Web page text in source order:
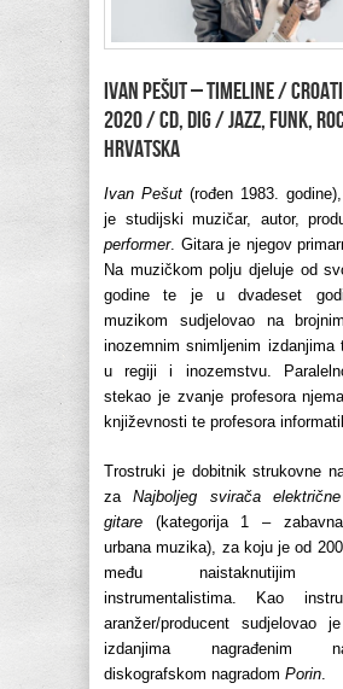
IVAN PEŠUT – Timeline /
2020 / CD, Dig / jazz, funk,
Hrvatska
Ivan Pešut (rođen 1983.
je studijski muzičar, autor,
performer. Gitara je njegov
Na muzičkom polju djeluje od
godine te je u dvadeset
muzikom sudjelovao na
inozemnim snimljenim izdanjima
u regiji i inozemstvu.
stekao je zvanje profesora
književnosti te profesora
Trostruki je dobitnik strukovne
zaNajboljeg svirača
gitare (kategorija 1 –
urbana muzika), za koju je od
među naistaknutijim
instrumentalistima. Kao
aranžer/producent sudjelovao
izdanjima nagrađenim
diskografskom nagradom Porin.